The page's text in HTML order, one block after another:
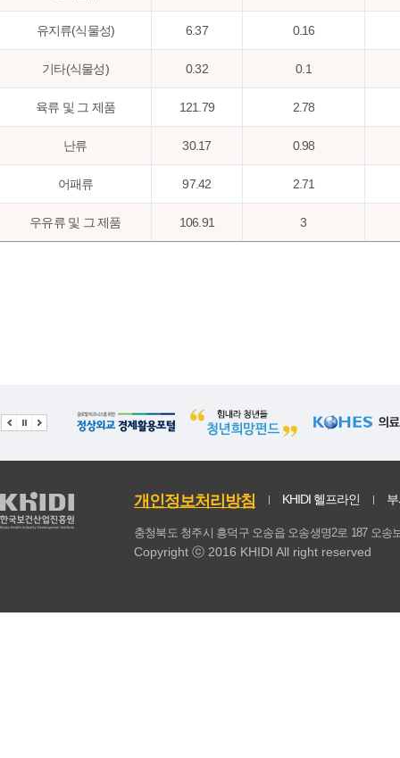
유지류(식물성) 6.37 0.16
기타(식물성) 0.32 0.1
육류 및 그 제품 121.79 2.78
난류 30.17 0.98
어패류 97.42 2.71
우유류 및 그 제품 106.91 3
개인정보처리방침 KHIDI 헬프라인
충청북도 청주시 흥덕구 오송읍 오송생명2로 187 오
Copyright ⓒ 2016 KHIDI All right reserved